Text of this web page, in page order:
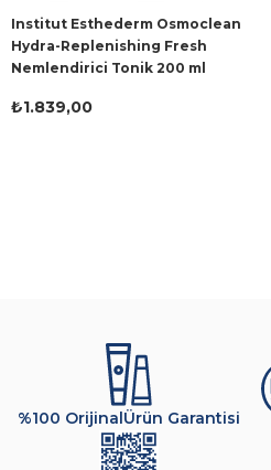
Institut Esthederm Osmoclean
Hydra-Replenishing Fresh
Nemlendirici Tonik 200 ml
₺1.839,00
%100 OrijinalÜrün Garantisi